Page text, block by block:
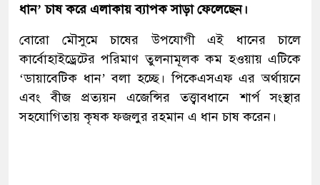
ধান’ চাষ করে এলাকায় ব্যাপক সাড়া ফেলেছেন।
বোরো মৌসুমে চাষের উপযোগী এই ধানের চালে
কার্বোহাইড্রেটের পরিমাণ তুলনামূলক কম হওয়ায় এটিকে
‘ডায়াবেটিক ধান’ বলা হচ্ছে। পিকেএসএফ এর অর্থায়নে
এবং বীজ প্রত্যয়ন এজেন্সির তত্ত্বাবধানে শার্প সংস্থার
সহযোগিতায় কৃষক ফজলুর রহমান এ ধান চাষ করেন।